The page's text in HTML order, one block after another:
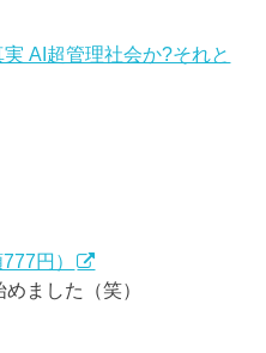
AI超管理社会か?それと
円）
ました（笑）